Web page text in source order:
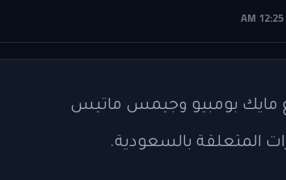
مايك بومبيو وجيمس ماتيس
المتعلقة بالسعودية.